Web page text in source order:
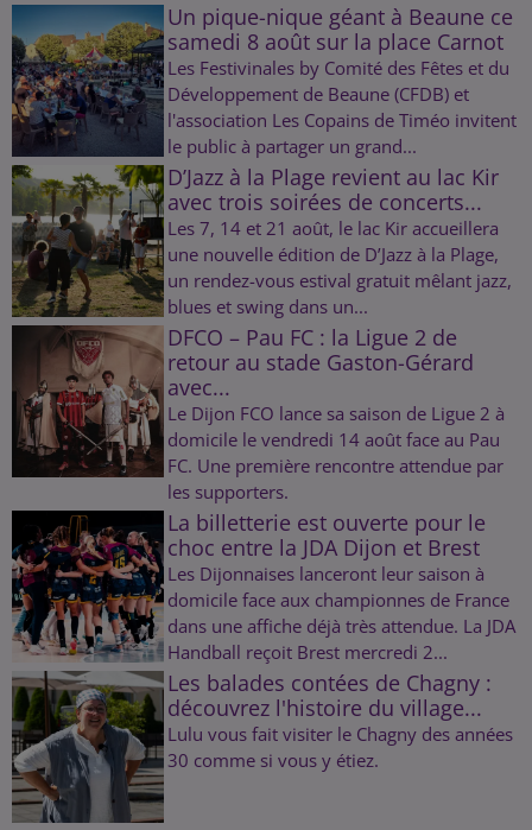
Un pique-nique géant à Beaune ce
samedi 8 août sur la place Carnot
Les Festivinales by Comité des Fêtes et du
Développement de Beaune (CFDB) et
l'association Les Copains de Timéo invitent
le public à partager un grand...
D’Jazz à la Plage revient au lac Kir
avec trois soirées de concerts...
Les 7, 14 et 21 août, le lac Kir accueillera
une nouvelle édition de D’Jazz à la Plage,
un rendez-vous estival gratuit mêlant jazz,
blues et swing dans un...
DFCO – Pau FC : la Ligue 2 de
retour au stade Gaston-Gérard
avec...
Le Dijon FCO lance sa saison de Ligue 2 à
domicile le vendredi 14 août face au Pau
FC. Une première rencontre attendue par
les supporters.
La billetterie est ouverte pour le
choc entre la JDA Dijon et Brest
Les Dijonnaises lanceront leur saison à
domicile face aux championnes de France
dans une affiche déjà très attendue. La JDA
Handball reçoit Brest mercredi 2...
Les balades contées de Chagny :
découvrez l'histoire du village...
Lulu vous fait visiter le Chagny des années
30 comme si vous y étiez.